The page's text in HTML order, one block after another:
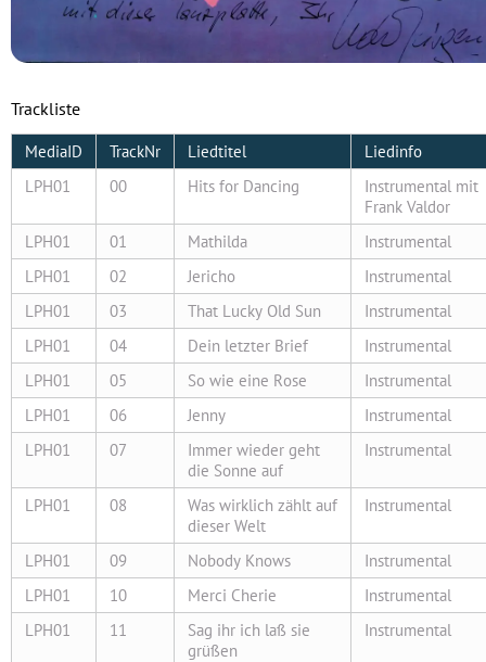
Trackliste
LPH01 00 Hits for Dancing
Instrumental mit
Frank Valdor
LPH01
01 Mathilda
Instrumental
LPH01
02 Jericho
Instrumental
LPH01
03 That Lucky Old Sun
Instrumental
LPH01
04 Dein letzter Brief
Instrumental
LPH01
05 So wie eine Rose
Instrumental
LPH01
06 Jenny
Instrumental
LPH01
07
Immer wieder geht
die Sonne auf
Instrumental
LPH01 08
Was wirklich zählt auf
dieser Welt
Instrumental
LPH01 09 Nobody Knows
Instrumental
LPH01
10 Merci Cherie
Instrumental
LPH01
11
Sag ihr ich laß sie
grüßen
Instrumental
MediaID TrackNr Liedtitel Liedinfo